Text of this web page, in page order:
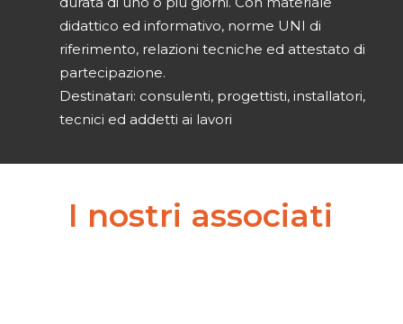
didattico ed informativo, norme UNI di
riferimento, relazioni tecniche ed attestato di
partecipazione.
Destinatari: consulenti, progettisti, installatori,
tecnici ed addetti ai lavori
I nostri associati